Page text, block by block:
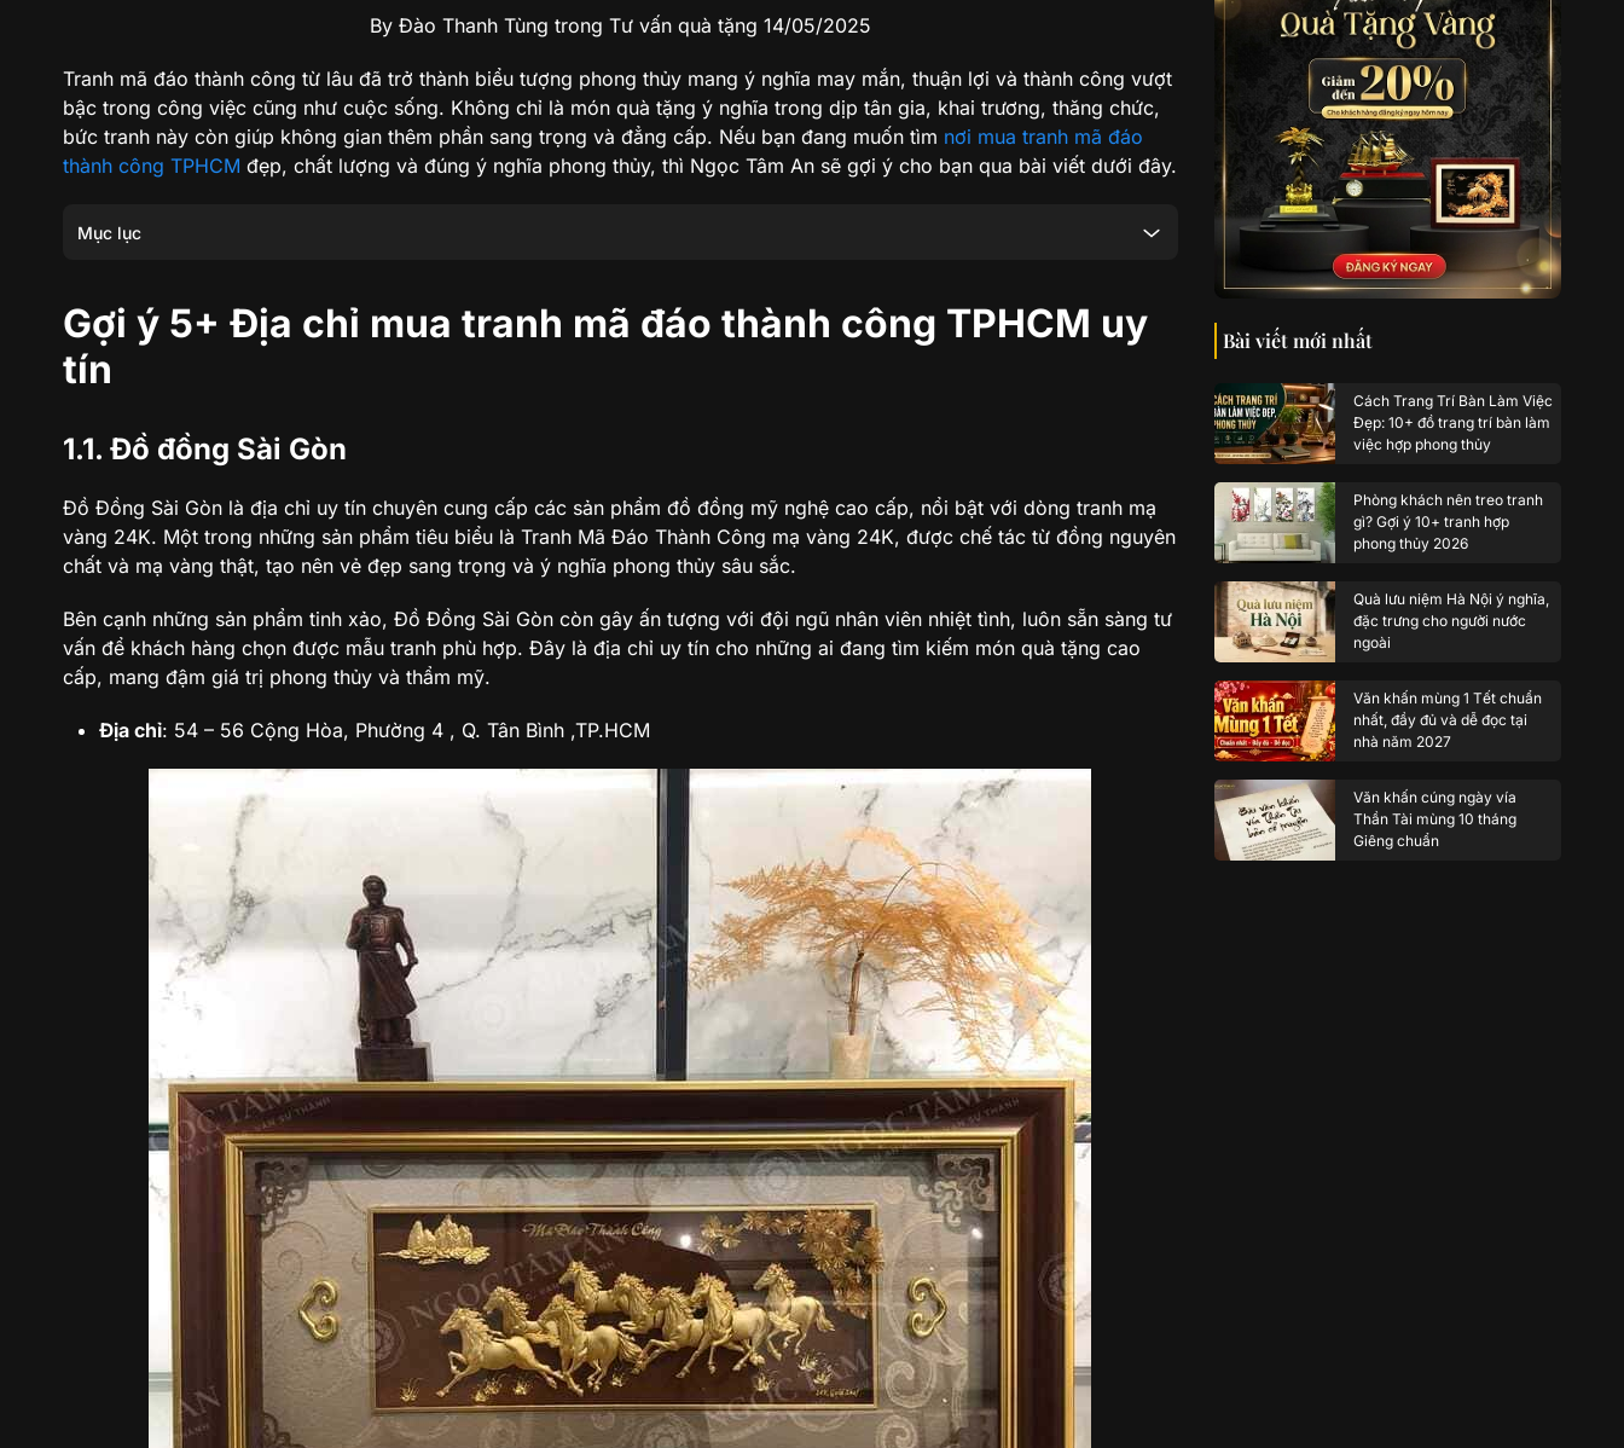
By Đào Thanh Tùng trong Tư vấn quà tặng 14/05/2025
Tranh mã đáo thành công từ lâu đã trở thành biểu tượng phong thủy mang ý nghĩa may mắn, thuận lợi và thành công vượt
bậc trong công việc cũng như cuộc sống. Không chỉ là món quà tặng ý nghĩa trong dịp tân gia, khai trương, thăng chức,
bức tranh này còn giúp không gian thêm phần sang trọng và đẳng cấp. Nếu bạn đang muốn tìm nơi mua tranh mã đáo
thành công TPHCM đẹp, chất lượng và đúng ý nghĩa phong thủy, thì Ngọc Tâm An sẽ gợi ý cho bạn qua bài viết dưới đây.
Mục lục
2. Kinh nghiệm khi chọn địa chỉ mua tranh mã đáo thành công TPHCM
Gợi ý 5+ Địa chỉ mua tranh mã đáo thành công TPHCM uy
tín
1.1. Đồ đồng Sài Gòn
Đồ Đồng Sài Gòn là địa chỉ uy tín chuyên cung cấp các sản phẩm đồ đồng mỹ nghệ cao cấp, nổi bật với dòng tranh mạ
vàng 24K. Một trong những sản phẩm tiêu biểu là Tranh Mã Đáo Thành Công mạ vàng 24K, được chế tác từ đồng nguyên
chất và mạ vàng thật, tạo nên vẻ đẹp sang trọng và ý nghĩa phong thủy sâu sắc.
Bên cạnh những sản phẩm tinh xảo, Đồ Đồng Sài Gòn còn gây ấn tượng với đội ngũ nhân viên nhiệt tình, luôn sẵn sàng tư
vấn để khách hàng chọn được mẫu tranh phù hợp. Đây là địa chỉ uy tín cho những ai đang tìm kiếm món quà tặng cao
cấp, mang đậm giá trị phong thủy và thẩm mỹ.
Địa chỉ: 54 – 56 Cộng Hòa, Phường 4 , Q. Tân Bình ,TP.HCM
Bài viết mới nhất
Cách Trang Trí Bàn Làm Việc
Đẹp: 10+ đồ trang trí bàn làm
việc hợp phong thủy
Phòng khách nên treo tranh
gì? Gợi ý 10+ tranh hợp
phong thủy 2026
Quà lưu niệm Hà Nội ý nghĩa,
đặc trưng cho người nước
ngoài
Văn khấn mùng 1 Tết chuẩn
nhất, đầy đủ và dễ đọc tại
nhà năm 2027
Văn khấn cúng ngày vía
Thần Tài mùng 10 tháng
Giêng chuẩn